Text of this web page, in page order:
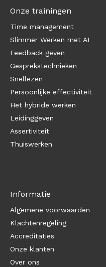
Onze trainingen
Time management
Slimmer Werken met AI
Feedback geven
Gesprekstechnieken
Snellezen
Persoonlijke effectiviteit
Het hybride werken
Leidinggeven
Assertiviteit
Thuiswerken
Informatie
Algemene voorwaarden
Klachtenregeling
Accreditaties
Onze klanten
Over ons